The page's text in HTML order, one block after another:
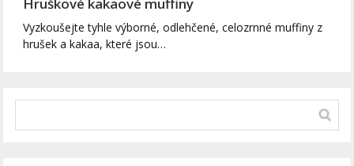
Vyzkoušejte tyhle výborné, odlehčené, celozrnné muffiny z
hrušek a kakaa, které jsou…